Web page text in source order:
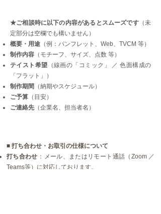
★ご相談時に以下の内容があるとスムーズです（未
定部分は空欄でも構いません）
概要・用途 （例：パンフレット、Web、TVCM 等）
制作内容 （モチーフ、サイズ、点数 等）
テイスト希望 （線画の「コミック」 ／ 色面構成の
「フラット」）
制作期間 （納期やスケジュール）
ご予算 （目安）
ご連絡先 （企業名、担当者名）
■ 打ち合わせ・お取引の仕様について
打ち合わせ ：​メール、またはリモート通話（Zoom ／
Teams等）に対応しております。